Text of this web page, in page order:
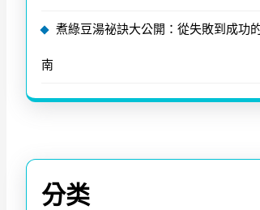
煮綠豆湯祕訣大公開：從失敗到成功
南
分类